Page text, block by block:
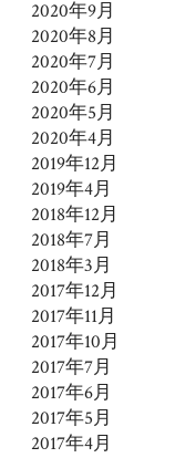
2020年9月
2020年8月
2020年7月
2020年6月
2020年5月
2020年4月
2019年12月
2019年4月
2018年12月
2018年7月
2018年3月
2017年12月
2017年11月
2017年10月
2017年7月
2017年6月
2017年5月
2017年4月